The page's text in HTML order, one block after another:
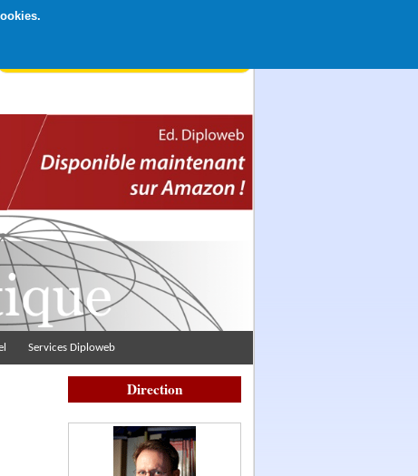
Services Diploweb
Direction